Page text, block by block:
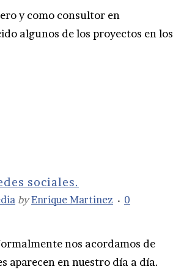
y como consultor en
algunos de los proyectos en los
sociales.
byEnrique Martinez
0
nos acordamos de
aparecen en nuestro día a día.